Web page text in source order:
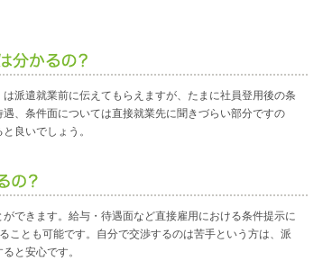
派遣就業前に伝えてもらえますが、たまに社員登用後の条
、条件面については直接就業先に聞きづらい部分ですの
良いでしょう。
できます。給与・待遇面など直接雇用における条件提示に
ことも可能です。自分で交渉するのは苦手という方は、派
と安心です。